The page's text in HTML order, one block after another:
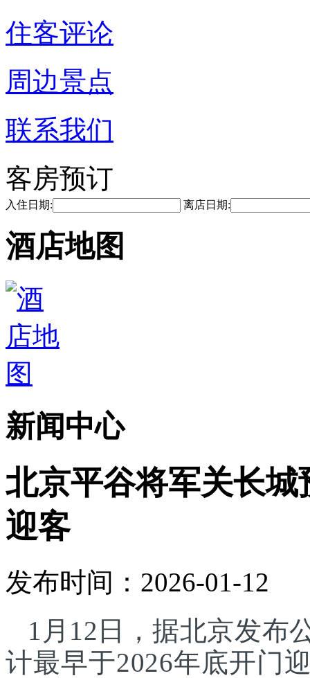
住客评论
周边景点
联系我们
客房预订
入住日期: 离店日期:
酒店地图
新闻中心
北京平谷将军关长城
迎客
发布时间：2026-01-12
1月12日，据北京发布
计最早于2026年底开门